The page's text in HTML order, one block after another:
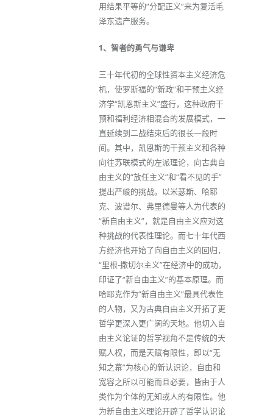
用结果平等的“分配正义”来为复活毛
泽东遗产服务。
1、智者的勇气与谦卑
三十年代初的全球性资本主义经济危
机，使罗斯福的“新政”和干预主义经
济学“凯恩斯主义”盛行，这种政府干
预和福利经济相混合的发展模式，一
直延续到二战结束后的很长一段时
间。其中，凯恩斯的干预主义和各种
向往苏联模式的左派理论，向古典自
由主义的“放任主义”和“看不见的手”
提出严峻的挑战。以米瑟斯、哈耶
克、波谱尔、弗里德曼等人为代表的
“新自由主义”，就是自由主义应对这
种挑战的代表性理论。而七十年代西
方经济也开始了向自由主义的回归，
“里根-撒切尔主义”在经济中的成功，
印证了“新自由主义”的基本原理。而
哈耶克作为“新自由主义”最具代表性
的人物，又为古典自由主义开拓了更
哲学更深入更广阔的天地。他切入自
由主义论证的哲学视角不是传统的天
赋人权，而是天赋有限性，即以“无
知之幕”为核心的新认识论，自由和
宽容之所以可能而且必要，皆由于人
类作为个体的无知或人的有限性。他
为新自由主义理论开辟了哲学认识论